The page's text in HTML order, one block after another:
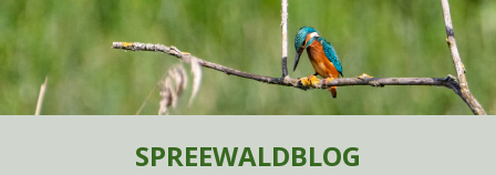
SPREEWALDBLOG